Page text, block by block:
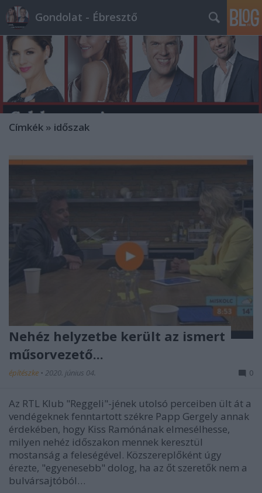
Gondolat - Ébresztő
Címkék » időszak
Nehéz helyzetbe került az ismert
műsorvezető...
építészke • 2020. június 04. 0
Az RTL Klub "Reggeli"-jének utolsó perceiben ült át a
vendégeknek fenntartott székre Papp Gergely annak
érdekében, hogy Kiss Ramónának elmesélhesse,
milyen nehéz időszakon mennek keresztül
mostanság a feleségével. Közszereplőként úgy
érezte, "egyenesebb" dolog, ha az őt szeretők nem a
bulvársajtóból…